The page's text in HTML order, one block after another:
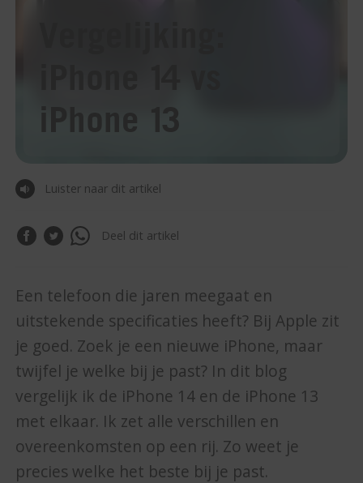
iPhone 13
Luister naar dit artikel
Deel dit artikel
Een telefoon die jaren meegaat en
uitstekende specificaties heeft? Bij Apple zit
je goed. Zoek je een nieuwe iPhone, maar
twijfel je welke bij je past? In dit blog
vergelijk ik de iPhone 14 en de iPhone 13
met elkaar. Ik zet alle verschillen en
overeenkomsten op een rij. Zo weet je
precies welke het beste bij je past.